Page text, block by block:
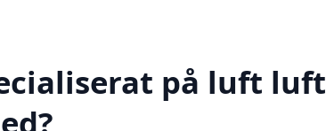
på luft luft